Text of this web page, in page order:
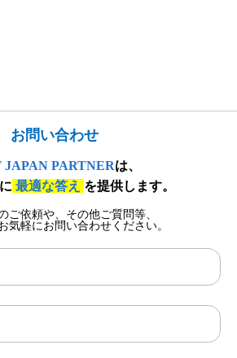
お問い合わせ​
PARTNERは、
最適な答え を提供します。
ご依頼や、その他ご質問等、​
気軽にお問い合わせください。​